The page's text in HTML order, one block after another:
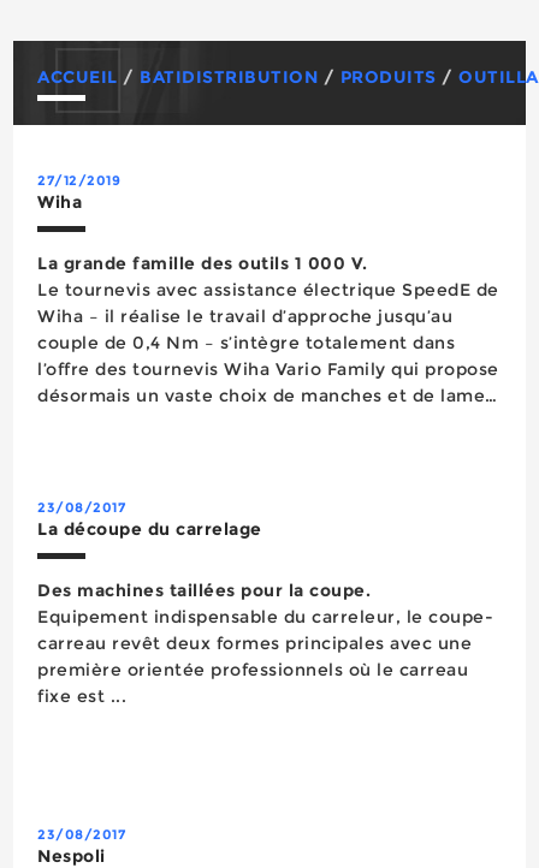
ACCUEIL / BATIDISTRIBUTION / PRODUITS /
27/12/2019
Wiha
La grande famille des outils 1 000 V.
Le tournevis avec assistance électrique SpeedE de
Wiha – il réalise le travail d’approche jusqu’au
couple de 0,4 Nm – s’intègre totalement dans
l’offre des tournevis Wiha Vario Family qui propose
désormais un vaste choix de manches et de lames
23/08/2017
La découpe du carrelage
Des machines taillées pour la coupe.
Equipement indispensable du carreleur, le coupe-
carreau revêt deux formes principales avec une
première orientée professionnels où le carreau
fixe est ...
23/08/2017
Nespoli